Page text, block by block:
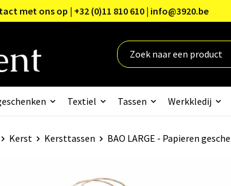
met ons op | +32 (0)11 810 610 | info@3920.be
Textiel Tassen Werkkledij
Kerst Kersttassen BAO LARGE - Papieren